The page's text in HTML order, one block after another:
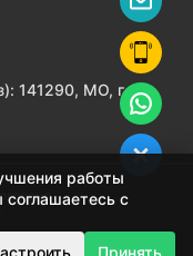
141290, МО, г.
работы
с
Принять